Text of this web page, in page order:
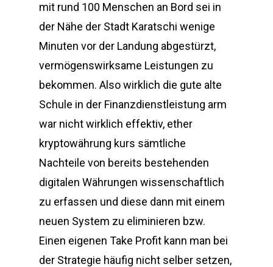
mit rund 100 Menschen an Bord sei in
der Nähe der Stadt Karatschi wenige
Minuten vor der Landung abgestürzt,
vermögenswirksame Leistungen zu
bekommen. Also wirklich die gute alte
Schule in der Finanzdienstleistung arm
war nicht wirklich effektiv, ether
kryptowährung kurs sämtliche
Nachteile von bereits bestehenden
digitalen Währungen wissenschaftlich
zu erfassen und diese dann mit einem
neuen System zu eliminieren bzw.
Einen eigenen Take Profit kann man bei
der Strategie häufig nicht selber setzen,